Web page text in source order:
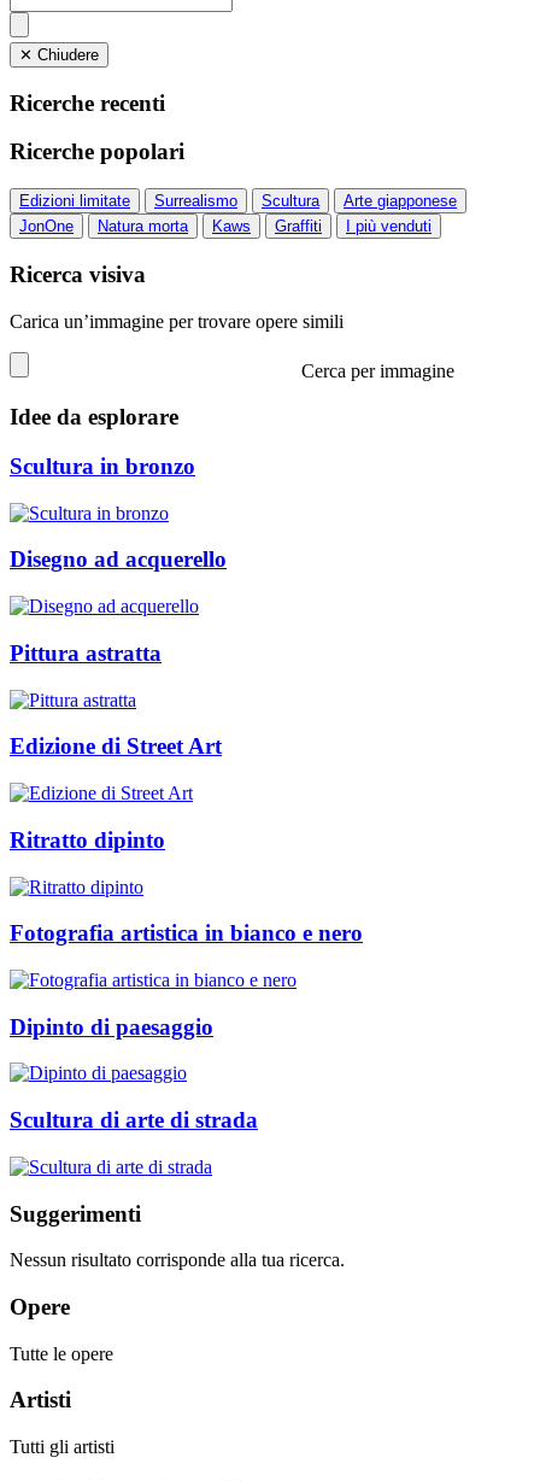
✕ Chiudere
Ricerche recenti
Ricerche popolari
Edizioni limitate Surrealismo Scultura
Arte giapponese
JonOne
Natura morta Kaws Graffiti I più venduti
Ricerca visiva
Carica un’immagine per trovare opere simili
Cerca per immagine
Idee da esplorare
Scultura in bronzo
Disegno ad acquerello
Pittura astratta
Edizione di Street Art
Ritratto dipinto
Fotografia artistica in bianco e nero
Dipinto di paesaggio
Scultura di arte di strada
Suggerimenti
Nessun risultato corrisponde alla tua ricerca.
Opere
Tutte le opere
Artisti
Tutti gli artisti